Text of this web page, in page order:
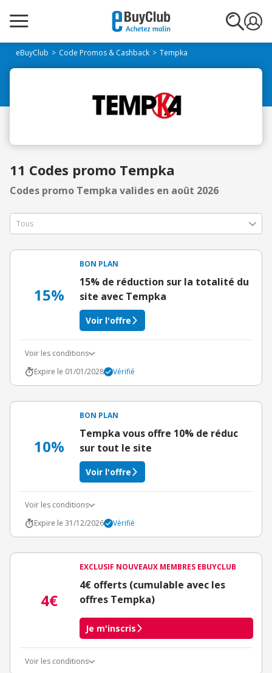
eBuyClub Code Promos & Cashback Tempka
11 Codes promo Tempka
Codes promo Tempka valides en août 2026
15%
BON PLAN
15% de réduction sur la totalité du
site avec Tempka
Voir l'offre
Voir les conditions
Expire le 01/01/2028
Vérifié
10%
BON PLAN
Tempka vous offre 10% de réduc
sur tout le site
Voir l'offre
Voir les conditions
Expire le 31/12/2026
Vérifié
4€
EXCLUSIF NOUVEAUX MEMBRES EBUYCLUB
4€ offerts (cumulable avec les
offres Tempka)
Je m'inscris
Voir les conditions